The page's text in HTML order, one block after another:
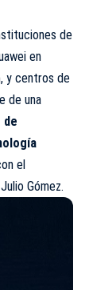
de
en
y centros de
de una
de
el
Gómez.